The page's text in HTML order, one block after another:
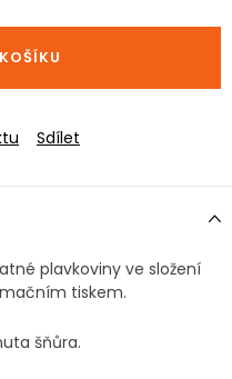
Sdílet
plavkoviny ve složení
tiskem.
šňůra.